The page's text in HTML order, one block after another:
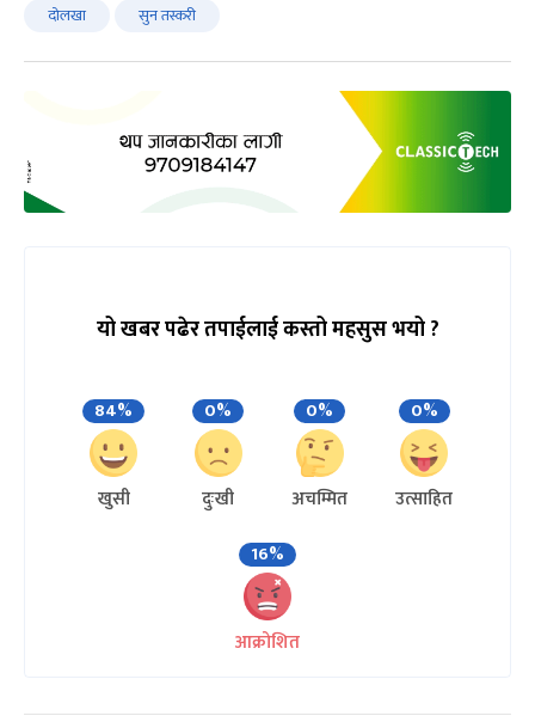
दोलखा सुन तस्करी
यो खबर पढेर तपाईलाई कस्तो महसुस भयो ?
84%
खुसी
0%
दुःखी
0%
अचम्मित
0%
उत्साहित
16%
आक्रोशित